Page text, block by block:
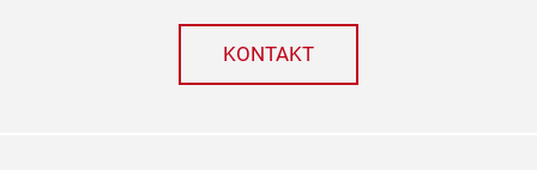
KONTAKT